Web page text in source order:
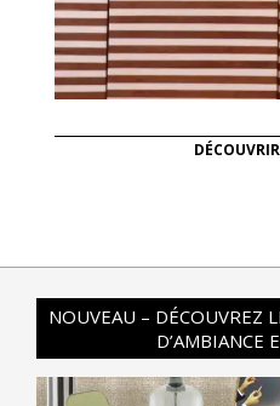
NOUVEAU – DÉCOUVREZ
D’AMBIANCE